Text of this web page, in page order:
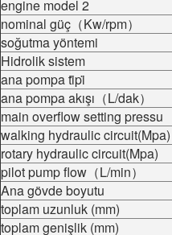
engine model 2
nominal güç（Kw/rpm）
soğutma yöntemi
Hidrolik sistem
ana pompa ti̇pi̇
ana pompa akışı（L/dak）
main overflow setting pressu
walking hydraulic circuit(Mpa)
rotary hydraulic circuit(Mpa)
pilot pump flow（L/min）
Ana gövde boyutu
toplam uzunluk (mm)
toplam genişlik (mm)